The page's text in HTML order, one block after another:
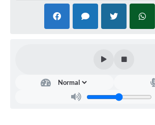
Diário Oficial